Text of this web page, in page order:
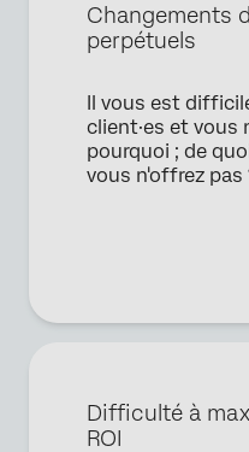
Changements
perpétuels
Il vous est
client·es et vous
pourquoi ; de
vous n'offrez pas
Difficulté à
ROI